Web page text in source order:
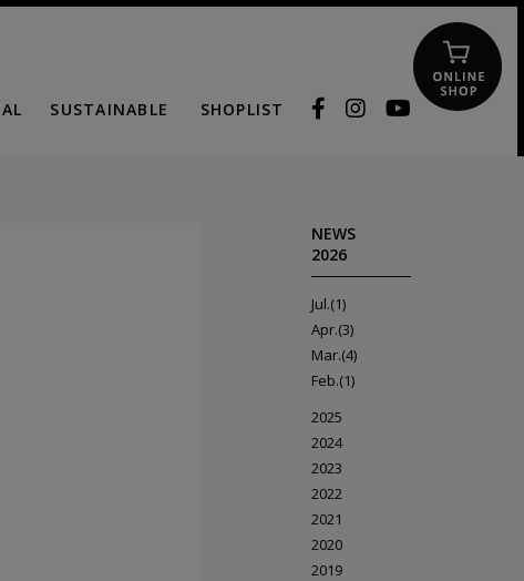
SUSTAINABLE SHOPLIST
NEWS
2026
Jul.(1)
Apr.(3)
Mar.(4)
Feb.(1)
2025
2024
2023
2022
2021
2020
2019